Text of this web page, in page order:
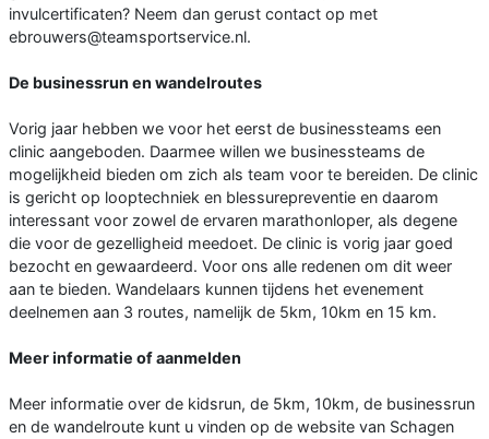
invulcertificaten? Neem dan gerust contact op met
ebrouwers@teamsportservice.nl.
De businessrun en wandelroutes
Vorig jaar hebben we voor het eerst de businessteams een
clinic aangeboden. Daarmee willen we businessteams de
mogelijkheid bieden om zich als team voor te bereiden. De clinic
is gericht op looptechniek en blessurepreventie en daarom
interessant voor zowel de ervaren marathonloper, als degene
die voor de gezelligheid meedoet. De clinic is vorig jaar goed
bezocht en gewaardeerd. Voor ons alle redenen om dit weer
aan te bieden. Wandelaars kunnen tijdens het evenement
deelnemen aan 3 routes, namelijk de 5km, 10km en 15 km.
Meer informatie of aanmelden
Meer informatie over de kidsrun, de 5km, 10km, de businessrun
en de wandelroute kunt u vinden op de website van Schagen